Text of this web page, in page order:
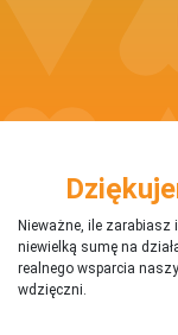
Nieważne, ile zarabiasz
niewielką sumę na
realnego wsparcia
wdzięczni.